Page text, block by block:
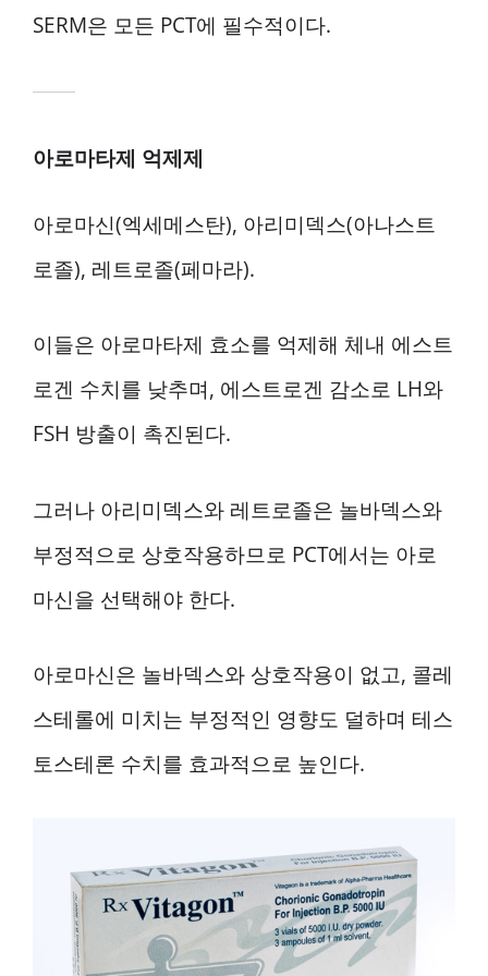
SERM은 모든 PCT에 필수적이다.
아로마타제 억제제
아로마신(엑세메스탄), 아리미덱스(아나스트
로졸), 레트로졸(페마라).
이들은 아로마타제 효소를 억제해 체내 에스트
로겐 수치를 낮추며, 에스트로겐 감소로 LH와
FSH 방출이 촉진된다.
그러나 아리미덱스와 레트로졸은 놀바덱스와
부정적으로 상호작용하므로 PCT에서는 아로
마신을 선택해야 한다.
아로마신은 놀바덱스와 상호작용이 없고, 콜레
스테롤에 미치는 부정적인 영향도 덜하며 테스
토스테론 수치를 효과적으로 높인다.